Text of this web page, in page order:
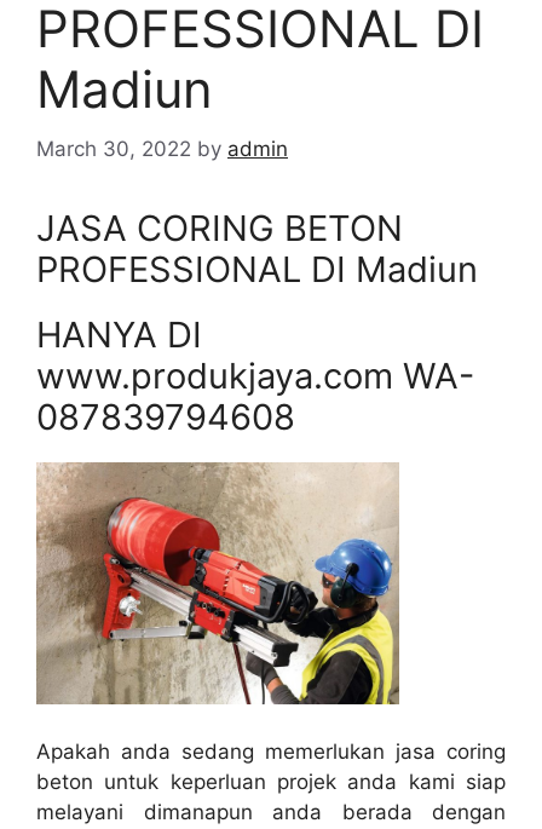
PROFESSIONAL DI
Madiun
March 30, 2022 by admin
JASA CORING BETON
PROFESSIONAL DI Madiun
HANYA DI
www.produkjaya.com WA-
087839794608
Apakah anda sedang memerlukan jasa coring
beton untuk keperluan projek anda kami siap
melayani dimanapun anda berada dengan